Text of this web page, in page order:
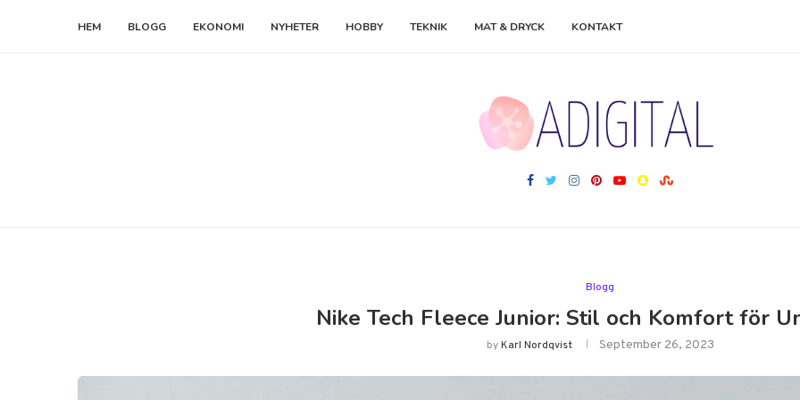
HEM BLOGG EKONOMI NYHETER HOBBY TEKNIK MAT & DRYCK KONTAKT
Blogg
Nike Tech Fleece Junior: Stil och Komfort för
byKarl Nordqvist September 26, 2023